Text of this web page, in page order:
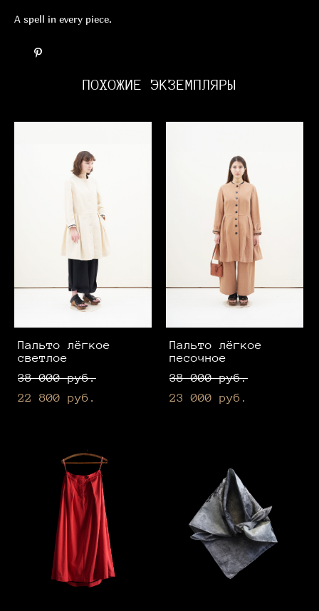
A spell in every piece.
ПОХОЖИЕ ЭКЗЕМПЛЯРЫ
Пальто лёгкое
светлое
38 000 pуб.
22 800 pуб.
Пальто лёгкое
песочное
38 000 pуб.
23 000 pуб.